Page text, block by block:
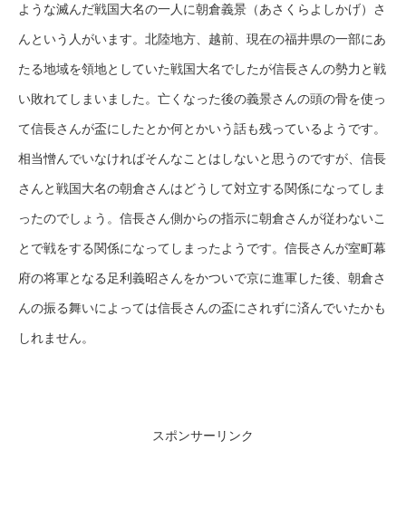
ような滅んだ戦国大名の一人に朝倉義景（あさくらよしかげ）さ
んという人がいます。北陸地方、越前、現在の福井県の一部にあ
たる地域を領地としていた戦国大名でしたが信長さんの勢力と戦
い敗れてしまいました。亡くなった後の義景さんの頭の骨を使っ
て信長さんが盃にしたとか何とかいう話も残っているようです。
相当憎んでいなければそんなことはしないと思うのですが、信長
さんと戦国大名の朝倉さんはどうして対立する関係になってしま
ったのでしょう。信長さん側からの指示に朝倉さんが従わないこ
とで戦をする関係になってしまったようです。信長さんが室町幕
府の将軍となる足利義昭さんをかついで京に進軍した後、朝倉さ
んの振る舞いによっては信長さんの盃にされずに済んでいたかも
しれません。
スポンサーリンク